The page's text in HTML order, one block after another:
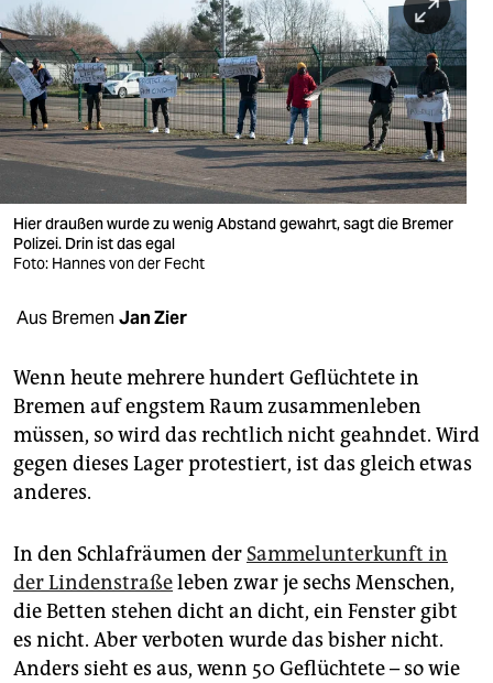
nord
wahrheit
verlag
veranstaltungen
shop
fragen & hilfe
abo
genossenschaft
epaper login
Hier draußen wurde zu wenig Abstand gewahrt, sagt die Bremer
Polizei. Drin ist das egal
Foto: Hannes von der Fecht
Aus Bremen Jan Zier
Wenn heute mehrere hundert Geflüchtete in
Bremen auf engstem Raum zusammenleben
müssen, so wird das rechtlich nicht geahndet. Wird
gegen dieses Lager protestiert, ist das gleich etwas
anderes.
In den Schlafräumen der Sammelunterkunft in
der Lindenstraßeleben zwar je sechs Menschen,
die Betten stehen dicht an dicht, ein Fenster gibt
es nicht. Aber verboten wurde das bisher nicht.
Anders sieht es aus, wenn 50 Geflüchtete – so wie